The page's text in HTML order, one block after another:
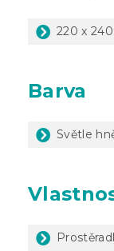
220 x
Barva
Světle